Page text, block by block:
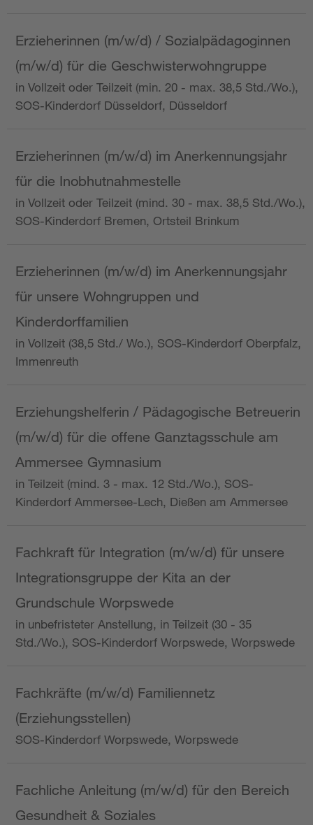
Erzieherinnen (m/w/d) / Sozialpädagoginnen
(m/w/d) für die Geschwisterwohngruppe
in Vollzeit oder Teilzeit (min. 20 - max. 38,5 Std./Wo.),
SOS-Kinderdorf Düsseldorf, Düsseldorf
Erzieherinnen (m/w/d) im Anerkennungsjahr
für die Inobhutnahmestelle
in Vollzeit oder Teilzeit (mind. 30 - max. 38,5 Std./Wo.),
SOS-Kinderdorf Bremen, Ortsteil Brinkum
Erzieherinnen (m/w/d) im Anerkennungsjahr
für unsere Wohngruppen und
Kinderdorffamilien
in Vollzeit (38,5 Std./ Wo.), SOS-Kinderdorf Oberpfalz,
Immenreuth
Erziehungshelferin / Pädagogische Betreuerin
(m/w/d) für die offene Ganztagsschule am
Ammersee Gymnasium
in Teilzeit (mind. 3 - max. 12 Std./Wo.), SOS-
Kinderdorf Ammersee-Lech, Dießen am Ammersee
Fachkraft für Integration (m/w/d) für unsere
Integrationsgruppe der Kita an der
Grundschule Worpswede
in unbefristeter Anstellung, in Teilzeit (30 - 35
Std./Wo.), SOS-Kinderdorf Worpswede, Worpswede
Fachkräfte (m/w/d) Familiennetz
(Erziehungsstellen)
SOS-Kinderdorf Worpswede, Worpswede
Fachliche Anleitung (m/w/d) für den Bereich
Gesundheit & Soziales